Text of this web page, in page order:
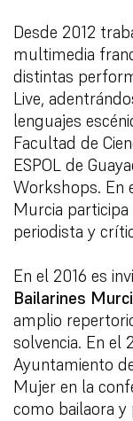
Desde 2012
multimedia
distintas
Live,
lenguajes
Facultad de
ESPOL de
Workshops. En
Murcia
periodista y
En el 2016 es
Bailarines
amplio
solvencia. En el
Ayuntamiento
Mujer en la
como bailaora y